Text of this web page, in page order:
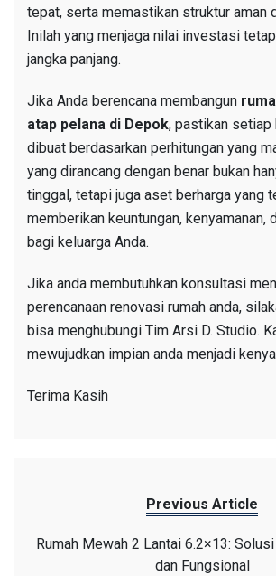
tepat, serta memastikan struktur aman
Inilah yang menjaga nilai investasi
jangka panjang.
Jika Anda berencana membangun
atap pelana di Depok, pastikan setiap
dibuat berdasarkan perhitungan yang
yang dirancang dengan benar bukan
tinggal, tetapi juga aset berharga yang
memberikan keuntungan, kenyamanan,
bagi keluarga Anda.
Jika anda membutuhkan konsultasi
perencanaan renovasi rumah anda,
bisa menghubungi Tim Arsi D. Studio.
mewujudkan impian anda menjadi
Terima Kasih
Previous Article
Rumah Mewah 2 Lantai 6.2×13:
dan Fungsional